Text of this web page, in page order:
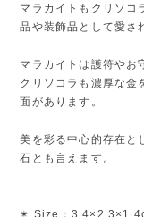
マラカイトもクリソコ
品や装飾品として愛さ
マラカイトは護符やお
クリソコラも濃厚な金
面があります。
美を彩る中心的存在と
石とも言えます。
✴︎ Size：